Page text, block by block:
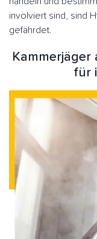
involviert sind, sind
gefährdet.
Kammerjäger
für